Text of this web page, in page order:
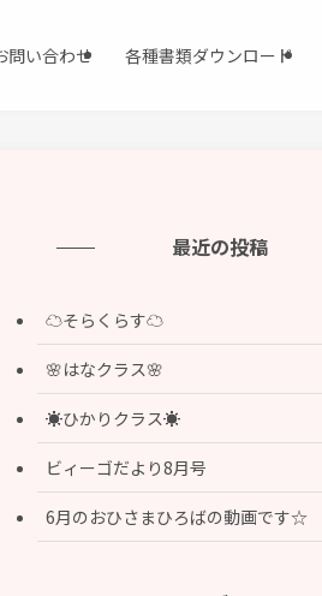
問い合わせ 各種書類ダウンロード
最近の投稿
☁️そらくらす☁️
🌸はなクラス🌸
☀️ひかりクラス☀️
ビィーゴだより8月号
6月のおひさまひろばの動画です☆